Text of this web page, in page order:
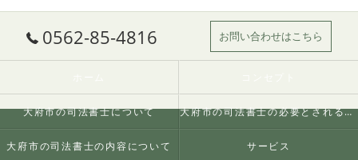
0562-85-4816 お問い合わせはこちら
大府市の司法書士について 大府市の司法書士の必要とされる理由
大府市の司法書士の内容について サービス